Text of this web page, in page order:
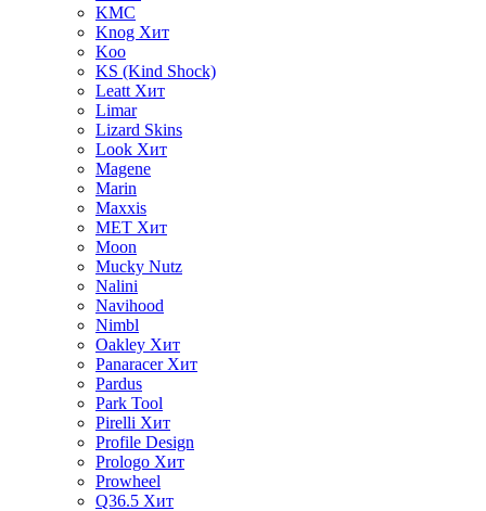
KMC
Knog Хит
Koo
KS (Kind Shock)
Leatt Хит
Limar
Lizard Skins
Look Хит
Magene
Marin
Maxxis
MET Хит
Moon
Mucky Nutz
Nalini
Navihood
Nimbl
Oakley Хит
Panaracer Хит
Pardus
Park Tool
Pirelli Хит
Profile Design
Prologo Хит
Prowheel
Q36.5 Хит